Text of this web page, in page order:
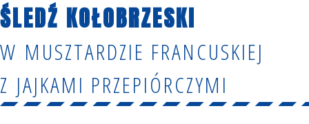
ŚLEDŹ KOŁOBRZESKI
W MUSZTARDZIE FRANCUSKIEJ
Z JAJKAMI PRZEPIÓRCZYMI